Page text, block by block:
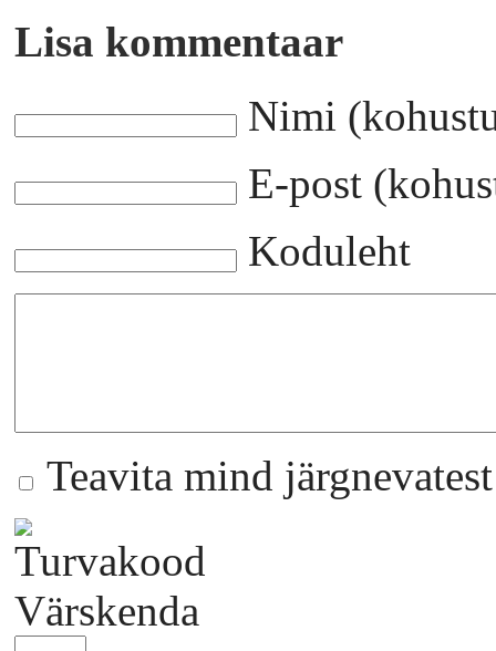
Lisa kommentaar
Nimi
E-post
Koduleht
Teavita mind
Värskenda